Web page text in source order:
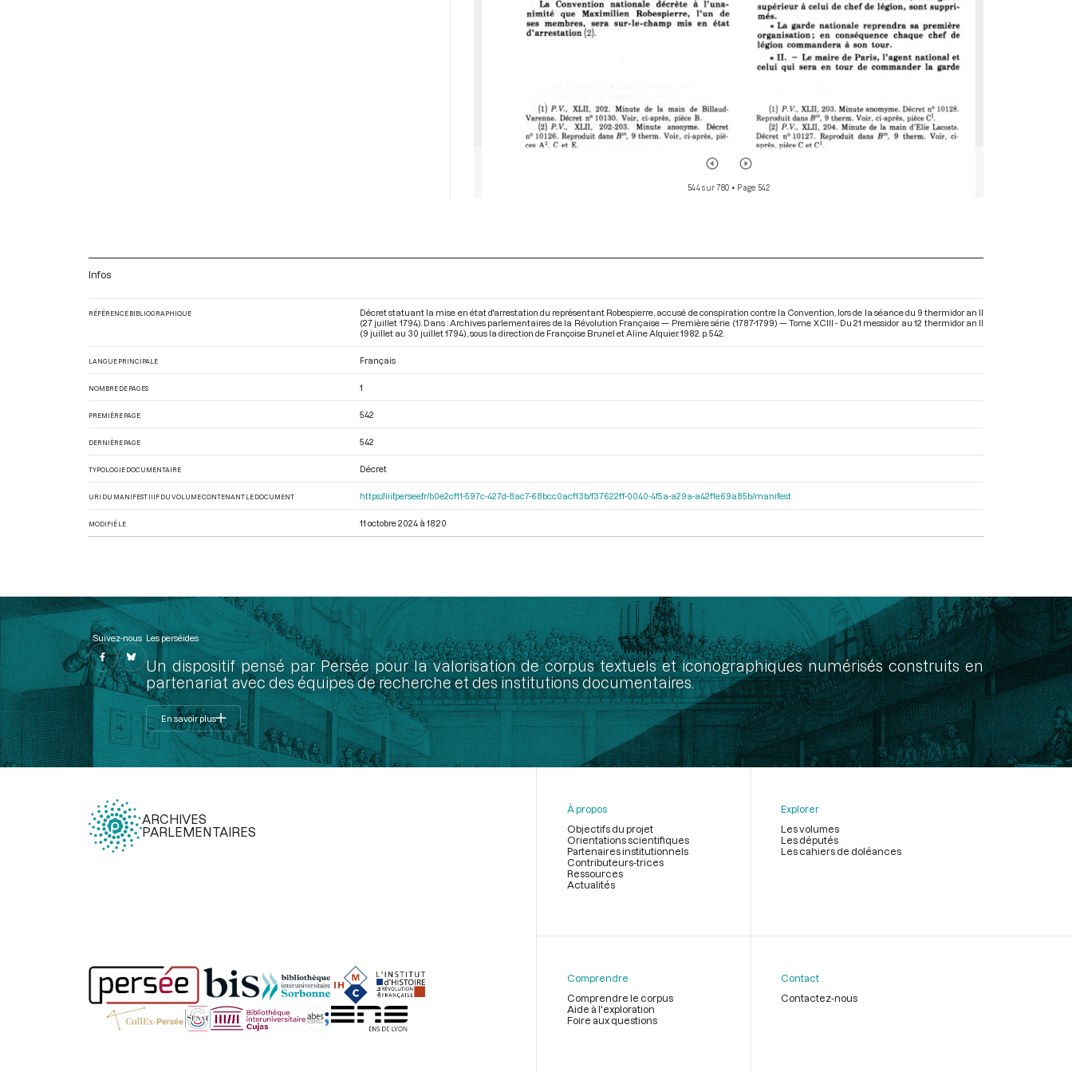
544 sur 780 • Page 542
Infos
RÉFÉRENCE BIBLIOGRAPHIQUE
Décret statuant la mise en état d'arrestation du représentant Robespierre, accusé de conspiration contre la Convention, lors de la séance du 9 thermidor an II
(27 juillet 1794). Dans : Archives parlementaires de la Révolution Française — Première série (1787-1799) — Tome XCIII - Du 21 messidor au 12 thermidor an II
(9 juillet au 30 juillet 1794) , sous la direction de Françoise Brunel et Aline Alquier. 1982. p. 542.
LANGUE PRINCIPALE Français
NOMBRE DE PAGES 1
PREMIÈRE PAGE 542
DERNIÈRE PAGE 542
TYPOLOGIE DOCUMENTAIRE Décret
URI DU MANIFEST IIIF DU VOLUME CONTENANT LE DOCUMENT https://iiif.persee.fr/b0e2cf11-597c-427d-8ac7-68bcc0acf13b/f37622ff-0040-4f5a-a29a-a42f1e69a85b/manifest
MODIFIÉ LE 11 octobre 2024 à 18:20
Suivez-nous Les perséides
Un dispositif pensé par Persée pour la valorisation de corpus textuels et iconographiques numérisés construits en
partenariat avec des équipes de recherche et des institutions documentaires.
En savoir plus
ARCHIVES
PARLEMENTAIRES
page
À propos
Objectifs du projet
Orientations scientifiques
Partenaires institutionnels
Contributeurs-trices
Ressources
Actualités
Explorer
Les volumes
Les députés
Les cahiers de doléances
Comprendre
Comprendre le corpus
Aide à l'exploration
Foire aux questions
Contact
Contactez-nous